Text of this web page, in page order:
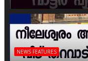
NEWS FEATURES